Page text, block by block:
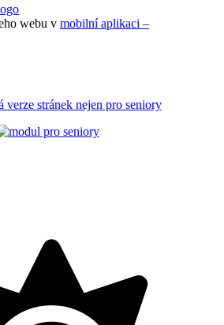
webu v mobilní aplikaci –
verze stránek nejen pro seniory